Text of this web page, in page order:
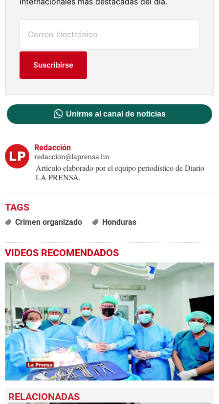
Suscribirse
Unirme al canal de noticias
Redacción
redaccion@laprensa.hn
Artículo elaborado por el equipo periodístico de Diario
LA PRENSA.
Crimen organizado Honduras
VIDEOS RECOMENDADOS
seconds
of